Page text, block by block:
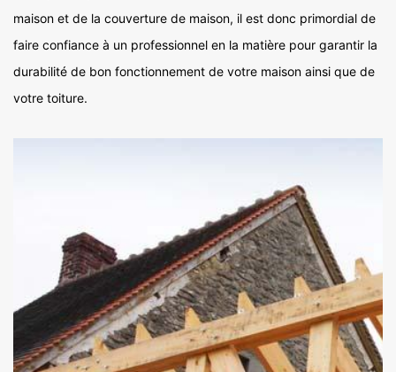
maison et de la couverture de maison, il est donc primordial de
faire confiance à un professionnel en la matière pour garantir la
durabilité de bon fonctionnement de votre maison ainsi que de
votre toiture.